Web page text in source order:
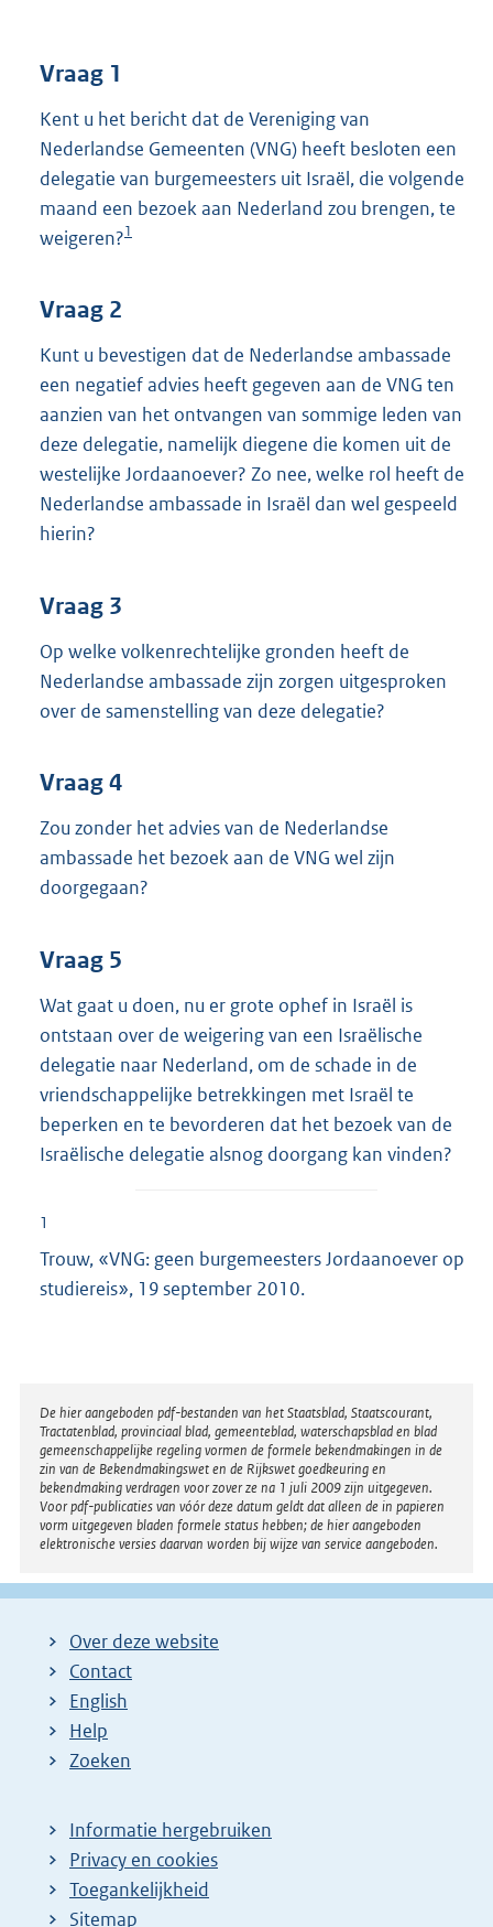
b
Vraag 1
Kent u het bericht dat de Vereniging van
Nederlandse Gemeenten (VNG) heeft besloten een
delegatie van burgemeesters uit Israël, die volgende
maand een bezoek aan Nederland zou brengen, te
weigeren?1
Vraag 2
Kunt u bevestigen dat de Nederlandse ambassade
een negatief advies heeft gegeven aan de VNG ten
aanzien van het ontvangen van sommige leden van
deze delegatie, namelijk diegene die komen uit de
westelijke Jordaanoever? Zo nee, welke rol heeft de
Nederlandse ambassade in Israël dan wel gespeeld
hierin?
Vraag 3
Op welke volkenrechtelijke gronden heeft de
Nederlandse ambassade zijn zorgen uitgesproken
over de samenstelling van deze delegatie?
Vraag 4
Zou zonder het advies van de Nederlandse
ambassade het bezoek aan de VNG wel zijn
doorgegaan?
Vraag 5
Wat gaat u doen, nu er grote ophef in Israël is
ontstaan over de weigering van een Israëlische
delegatie naar Nederland, om de schade in de
vriendschappelijke betrekkingen met Israël te
beperken en te bevorderen dat het bezoek van de
Israëlische delegatie alsnog doorgang kan vinden?
1
Trouw, «VNG: geen burgemeesters Jordaanoever op
studiereis», 19 september 2010.
Disclaimer
De hier aangeboden pdf-bestanden van het Staatsblad, Staatscourant,
Tractatenblad, provinciaal blad, gemeenteblad, waterschapsblad en blad
gemeenschappelijke regeling vormen de formele bekendmakingen in de
zin van de Bekendmakingswet en de Rijkswet goedkeuring en
bekendmaking verdragen voor zover ze na 1 juli 2009 zijn uitgegeven.
Voor pdf-publicaties van vóór deze datum geldt dat alleen de in papieren
vorm uitgegeven bladen formele status hebben; de hier aangeboden
elektronische versies daarvan worden bij wijze van service aangeboden.
Over deze website
Contact
English
Help
Zoeken
Informatie hergebruiken
Privacy en cookies
Toegankelijkheid
Sitemap